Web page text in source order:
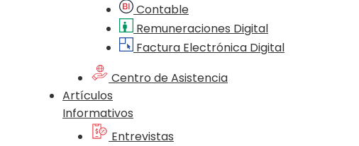
Contable
Remuneraciones Digital
Factura Electrónica Digital
Centro de Asistencia
Artículos
Informativos
Entrevistas